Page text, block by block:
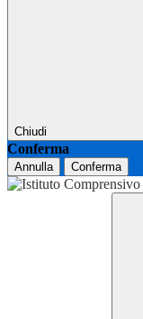
Chiudi
Conferma
Annulla Conferma